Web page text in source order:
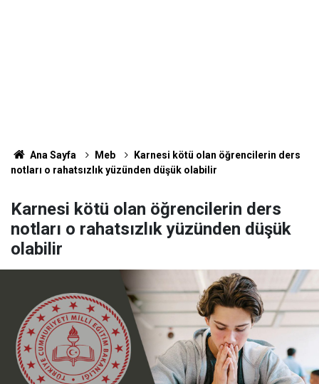
Ana Sayfa Meb
Karnesi kötü olan öğrencilerin ders
notları o rahatsızlık yüzünden düşük olabilir
Karnesi kötü olan öğrencilerin ders
notları o rahatsızlık yüzünden düşük
olabilir